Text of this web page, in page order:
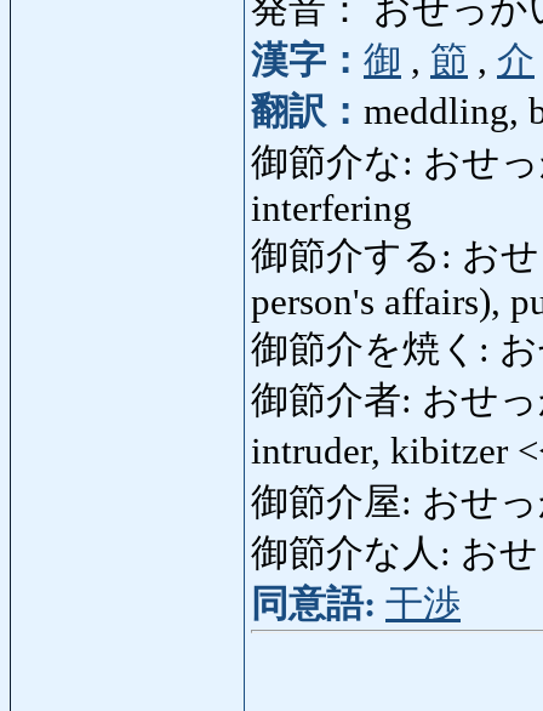
発音： おせっか
漢字： 御 , 節 , 介
翻訳： meddling,
御節介な: おせっ
interfering
御節介する: お
person's affairs),
御節介を焼く:
御節介者: おせ
intruder, kibitzer
御節介屋: おせ
御節介な人: お
同意語: 干渉